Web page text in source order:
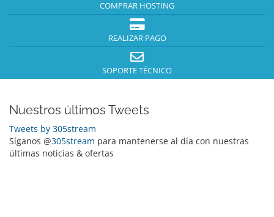
COMPRAR HOSTING
REALIZAR PAGO
SOPORTE TÉCNICO
Nuestros últimos Tweets
Tweets by 305stream
Síganos @305stream para mantenerse al día con nuestras
últimas noticias & ofertas